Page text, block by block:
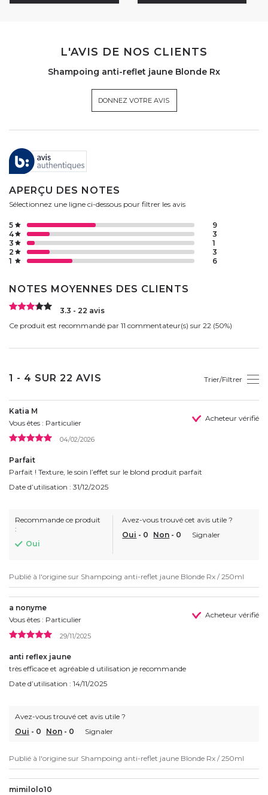
L'AVIS DE NOS CLIENTS
Shampoing anti-reflet jaune Blonde Rx
DONNEZ VOTRE AVIS
APERÇU DES NOTES
Sélectionnez une ligne ci-dessous pour filtrer les avis
1 6
2 3
3 1
4 3
5 9
NOTES MOYENNES DES CLIENTS
3.3 - 22 avis
Ce produit est recommandé par 11 commentateur(s) sur 22 (50%)
1 - 4 SUR 22 AVIS Trier/Filtrer
Katia M
Vous êtes : Particulier
Acheteur vérifié
04/02/2026
Parfait
Parfait ! Texture, le soin l’effet sur le blond produit parfait
Date d’utilisation : 31/12/2025
Recommande ce produit
:
Oui
Avez-vous trouvé cet avis utile ?
Oui - 0 Non - 0 Signaler
Publié à l'origine sur Shampoing anti-reflet jaune Blonde Rx / 250ml
a nonyme
Vous êtes : Particulier
Acheteur vérifié
29/11/2025
anti reflex jaune
très efficace et agréable d utilisation je recommande
Date d’utilisation : 14/11/2025
Avez-vous trouvé cet avis utile ?
Oui - 0 Non - 0 Signaler
Publié à l'origine sur Shampoing anti-reflet jaune Blonde Rx / 250ml
mimilolo10